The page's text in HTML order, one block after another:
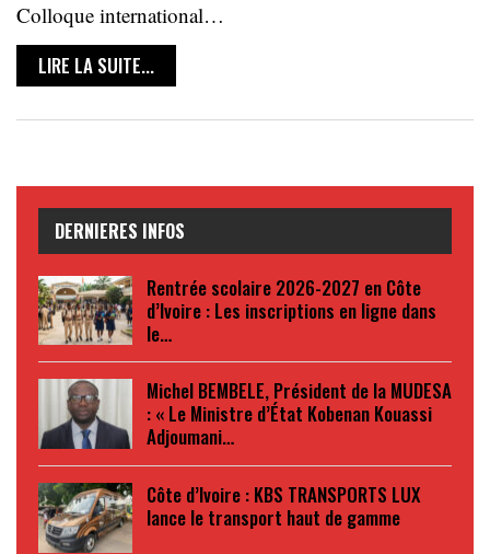
Colloque international…
LIRE LA SUITE...
DERNIERES INFOS
Rentrée scolaire 2026-2027 en Côte
d’Ivoire : Les inscriptions en ligne dans
le…
Michel BEMBELE, Président de la MUDESA
: « Le Ministre d’État Kobenan Kouassi
Adjoumani…
Côte d’Ivoire : KBS TRANSPORTS LUX
lance le transport haut de gamme